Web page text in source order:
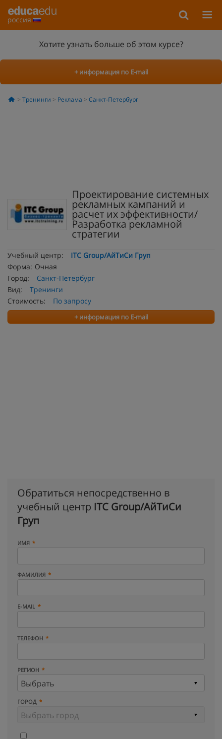
россия
Хотите узнать больше об этом курсе?
+ информация по E-mail
Тренинги Реклама Санкт-Петербург
Проектирование системных
рекламных кампаний и
расчет их эффективности/
Разработка рекламной
стратегии
Учебный центр:
ITC Group/АйТиСи Груп
Форма: Очная
Город:
Санкт-Петербург
Вид:
Тренинги
Стоимость:
По запросу
+ информация по E-mail
Обратиться непосредственно в
учебный центр ITC Group/АйТиСи
Груп
ИМЯ
ФАМИЛИЯ
E-MAIL
ТЕЛЕФОН
РЕГИОН
ГОРОД